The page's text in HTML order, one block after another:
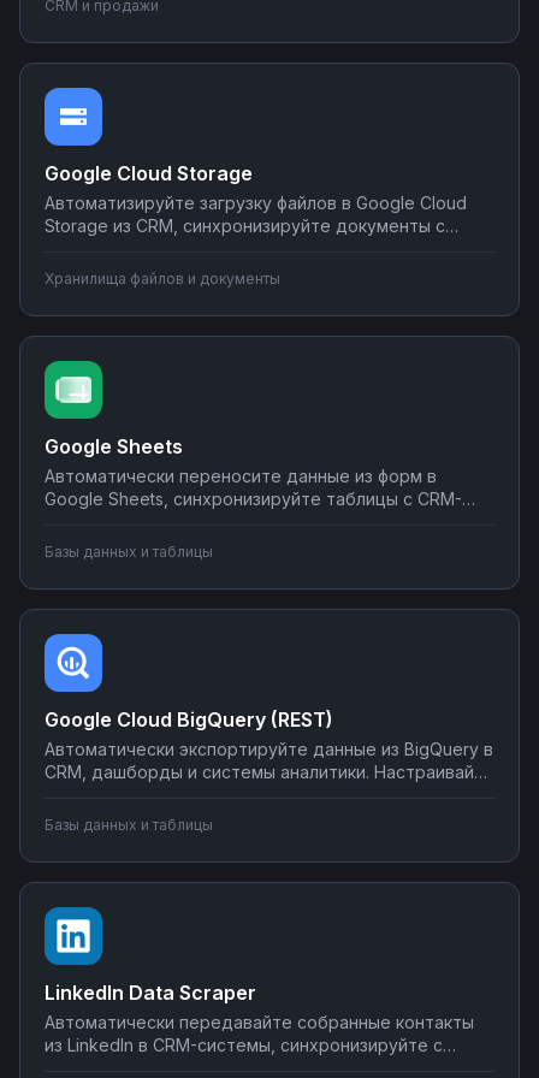
Настраивайте двусторонний обмен данными без
программирования на платформе Nodul.
CRM и продажи
Google Cloud Storage
Автоматизируйте загрузку файлов в Google Cloud
Storage из CRM, синхронизируйте документы с
уведомления о новых файлах в мессенджеры.
Создавайте интеграции облачного хранилища без
программирования на Nodul.
Хранилища файлов и документы
Google Sheets
Автоматически переносите данные из форм в
Google Sheets, синхронизируйте таблицы с CRM-
почте или в мессенджеры. Настраивайте
простых сценариев до сложной автоматизации
аналитики.
Базы данных и таблицы
Google Cloud BigQuery (REST)
Автоматически экспортируйте данные из BigQuery в
CRM, дашборды и системы аналитики. Настраивайте
метрики с внешними сервисами, создавайте
Управляйте интеграциями BigQuery без SQL-
программирования.
Базы данных и таблицы
LinkedIn Data Scraper
Автоматически передавайте собранные контакты
из LinkedIn в CRM-системы, синхронизируйте с